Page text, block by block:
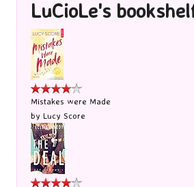
LuCioLe's
Mistakes were Made
by Lucy Score